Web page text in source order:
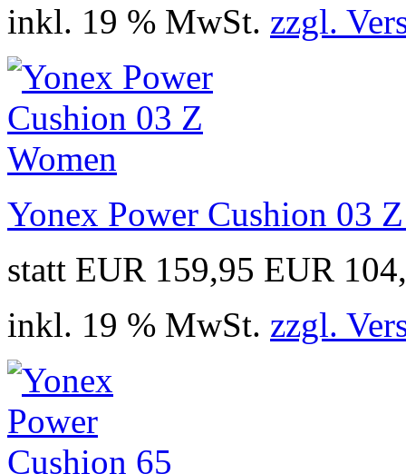
inkl. 19 % MwSt. zzgl.
Yonex Power Cushion 03
statt EUR 159,95 EUR
inkl. 19 % MwSt. zzgl.